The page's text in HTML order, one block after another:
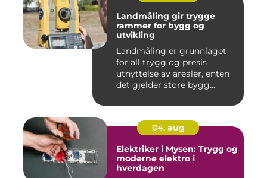
Landmåling gir trygge
rammer for bygg og
utvikling
Landmåling er grunnlaget
for all trygg og presis
utnyttelse av arealer, enten
det gjelder store bygg...
04. aug
Elektriker i Mysen: Trygg og
moderne elektro i
hverdagen